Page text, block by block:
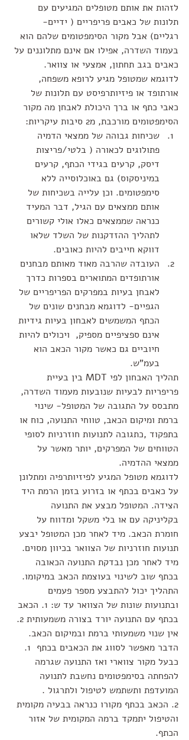
לזהות את אותם מטופלים המגיעים עם
תלונות של כאבים פריפריים ( ידיים-
רגליים) אבל מקור הסימפטומים שלהם הוא
בעמוד השדרה, אפילו אם אינם מתלוננים על
כאבים בגב תחתון, אמצעי או צוואר.
לדוגמא שמטופל מגיע לרופא משפחה,
אורתופד או פיזיותרפיסט עם תלונות של
כאבי כתף או ברך היכולת לאבחן מה מקור
הסימפטומים מורכבת, מ2 סיבות עיקריות:
שכיחות גבוהה של ממצאי הדמיה
פתולוגים לכאורה ( בלטי/פריצות
דיסק, קרעים בגידי הכתף, קרעים
במיניסקוס) גם באוכלוסייה ללא
סימפטומים. וכן עלייה בשכיחות של
אותם ממצאים עם הגיל, דבר המעיד
כנראה שממצאים כאלו אולי קשורים
לתהליך ההזדקנות של השלד שלאו
דווקא חייבים להיות כאובים.
העובדה שהרבה מאוד מאותם מבחנים
אורתופדים המתוארים בספרות כדרך
לאבחן בעיות במפרקים הפריפריים של
הגפיים- לדוגמא מבחנים שונים של
הכתף המשמשים לאבחון בעיות גידיות
אינם ספציפיים מספיק,  ויכולים להיות
חיוביים גם כאשר מקור הכאב הוא
בעמ"ש.
תהליך האבחון לפי MDT בין בעיית
פריפריות לבעיות שנובעות מעמוד השדרה,
מתבסס על התגובה של המטופל- שינוי
ברמת ומיקום הכאב, טווחי התנועה, כוח או
בתפקוד ,כתגובה לתנועות חוזרניות לסופי
הטווחים של המפרקים, יותר מאשר על
ממצאי ההדמיה.
לדוגמא מטופל המגיע לפיזיותרפיה ומתלונן
על כאבים בכתף או בזרוע בזמן הרמת היד
הצידה. המטופל מבצע את התנועה
בקליניקה עם או בלי משקל ומדווח על
חומרת הכאב. מיד לאחר מכן המטופל יבצע
תנועות חוזרניות של הצוואר בכיוון מסוים.
מיד לאחר מכן נבדקת התנועה הכאובה
בכתף שוב לשינוי בעוצמת הכאב במיקומו.
התהליך יכול להתבצע מספר פעמים
ובתנועות שונות של הצוואר עד ש: 1. הכאב
בכתף עם התנועה יורד בצורה משמעותית 2.
אין שנוי משמעותי ברמת ובמיקום הכאב.
הדבר מאפשר לסווג את הכאבים בכתף  1.
כבעל מקור צווארי ואז התנועה שגרמה
להפחתה בסימפטומים נחשבת לתנועה
המועדפת ותשתמש לטיפול ולתרגול .
2. הכאב בכתף מקורו כנראה בבעיה מקומית
והטיפול יתמקד ברמה המקומית של אזור
הכתף.